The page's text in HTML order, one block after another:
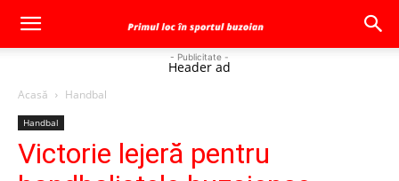
- Publicitate -
Header ad
Acasă Handbal
Handbal
Victorie lejeră pentru